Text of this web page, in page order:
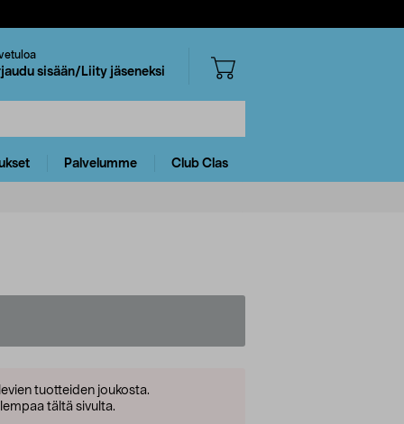
sisään/Liity jäseneksi
Palvelumme Club Clas
tuotteiden joukosta.
tältä sivulta.